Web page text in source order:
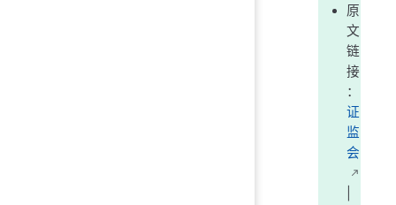
原
文
链
接
：
证
监
会